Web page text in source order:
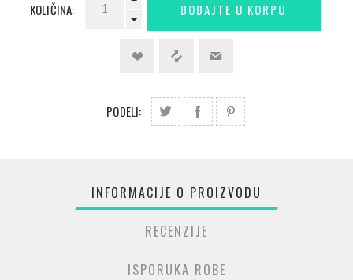
KOLIČINA:
PODELI:
INFORMACIJE O PROIZVODU
RECENZIJE
ISPORUKA ROBE